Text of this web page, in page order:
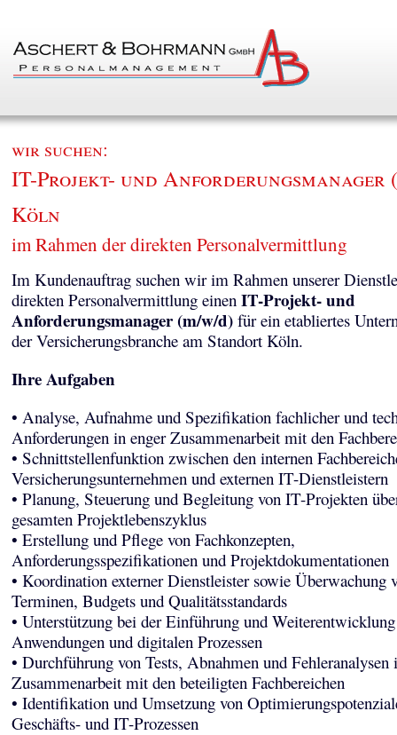
wir suchen:
IT-Projekt- und Anforderungsmanager
Köln
im Rahmen der direkten Personalvermittlung
Im Kundenauftrag suchen wir im Rahmen unserer
direkten Personalvermittlung einen IT-Projekt- und
Anforderungsmanager (m/w/d)für ein etabliertes
der Versicherungsbranche am Standort Köln.
Ihre Aufgaben
• Analyse, Aufnahme und Spezifikation fachlicher und
Anforderungen in enger Zusammenarbeit mit den
• Schnittstellenfunktion zwischen den internen
Versicherungsunternehmen und externen IT-Dienstleistern
• Planung, Steuerung und Begleitung von IT-Projekten
gesamten Projektlebenszyklus
• Erstellung und Pflege von Fachkonzepten,
Anforderungsspezifikationen und Projektdokumentationen
• Koordination externer Dienstleister sowie Überwachung
Terminen, Budgets und Qualitätsstandards
• Unterstützung bei der Einführung und
Anwendungen und digitalen Prozessen
• Durchführung von Tests, Abnahmen und Fehleranalysen
Zusammenarbeit mit den beteiligten Fachbereichen
• Identifikation und Umsetzung von
Geschäfts- und IT-Prozessen